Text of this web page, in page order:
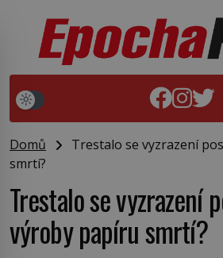
Domů
Trestalo se vyzrazení
smrtí?
Trestalo se vyzrazení
výroby papíru smrtí?